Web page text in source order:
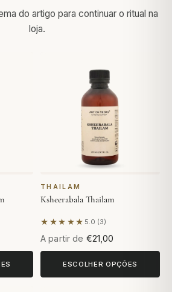
do artigo para continuar o ritual na
loja.
THAILAM
Ksheerabala Thailam
★★★★★ 5.0 (3)
Com base em 3 avaliações
A partir de €21,00
ESCOLHER OPÇÕES